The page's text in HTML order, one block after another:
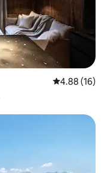
平均评分
4.88 (16)